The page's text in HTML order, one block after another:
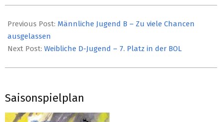
03-
31
Previous Post: Männliche Jugend B – Zu viele Chancen
ausgelassen
Next Post: Weibliche D-Jugend – 7. Platz in der BOL
Saisonspielplan